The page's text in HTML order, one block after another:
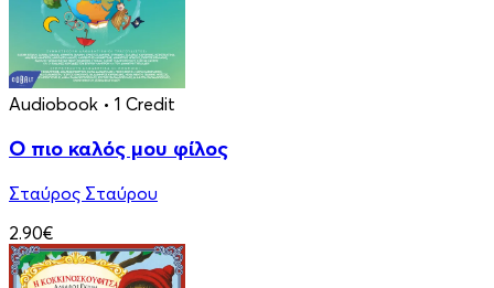
Audiobook • 1 Credit
Ο πιο καλός μου φίλος
Σταύρος Σταύρου
2.90€